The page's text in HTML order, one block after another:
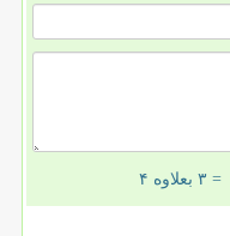
= ۳ بعلاوه ۴